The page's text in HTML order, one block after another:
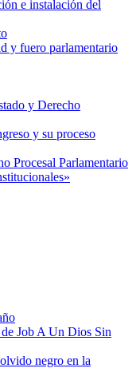
e instalación del
y fuero parlamentario
y Derecho
y su proceso
Procesal Parlamentario
Job A Un Dios Sin
negro en la